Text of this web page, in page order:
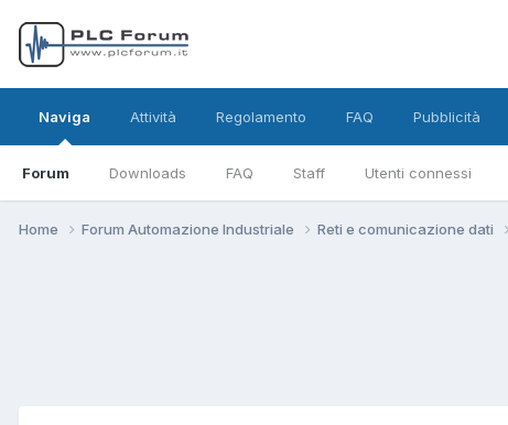
Naviga
Forum Downloads FAQ Staff Utenti connessi
Attività Regolamento FAQ Pubblicità
Home Forum Automazione Industriale Reti e comunicazione dati